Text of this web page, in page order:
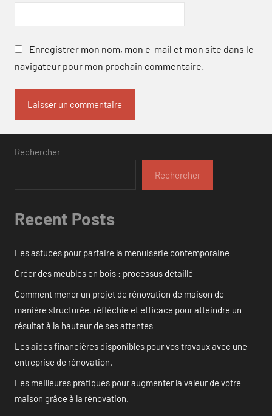
Enregistrer mon nom, mon e-mail et mon site dans le
navigateur pour mon prochain commentaire.
Rechercher
Rechercher
Recent Posts
Les astuces pour parfaire la menuiserie contemporaine
Créer des meubles en bois : processus détaillé
Comment mener un projet de rénovation de maison de
manière structurée, réfléchie et efficace pour atteindre un
résultat à la hauteur de ses attentes
Les aides financières disponibles pour vos travaux avec une
entreprise de rénovation.
Les meilleures pratiques pour augmenter la valeur de votre
maison grâce à la rénovation.